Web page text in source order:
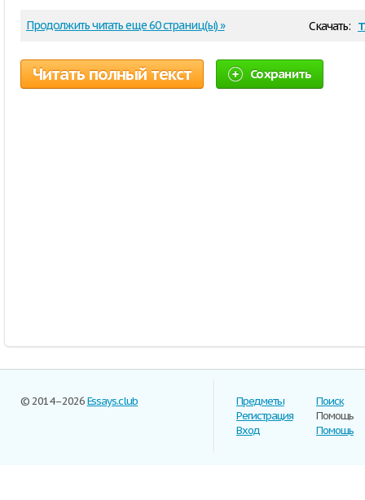
Скачать:
Продолжить читать еще 60 страниц(ы) »
Читать полный текст Сохранить
© 2014–2026Essays.club
Предметы
Регистрация
Вход
Поиск
Помощь
Помощь